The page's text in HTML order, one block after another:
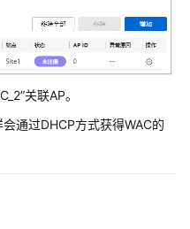
关联AP。
通过DHCP方式获得WAC的